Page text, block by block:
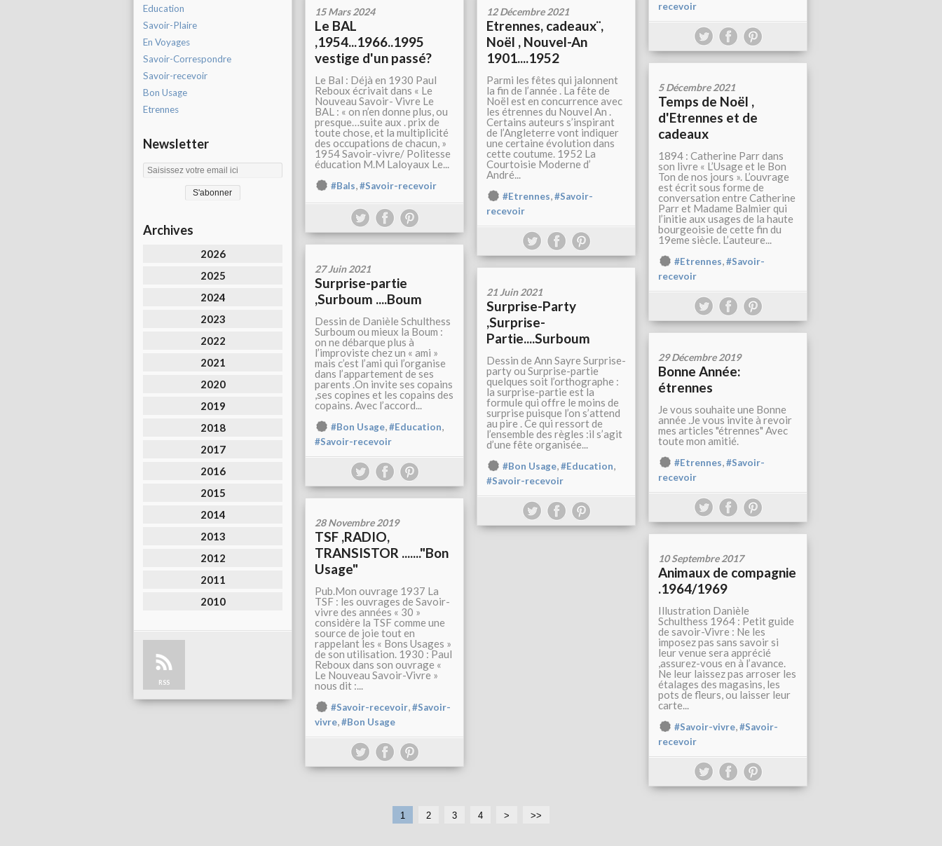
Education
Savoir-Plaire
En Voyages
Savoir-Correspondre
Savoir-recevoir
Bon Usage
Etrennes
Newsletter
Archives
2026
2025
2024
2023
2022
2021
2020
2019
2018
2017
2016
2015
2014
2013
2012
2011
2010
RSS
recevoir
15 Mars 2024
Le BAL
,1954...1966..1995
vestige d'un passé?
Le Bal : Déjà en 1930 Paul
Reboux écrivait dans « Le
Nouveau Savoir- Vivre Le
BAL : « on n’en donne plus, ou
presque…suite aux . prix de
toute chose, et la multiplicité
des occupations de chacun, »
1954 Savoir-vivre/ Politesse
éducation M.M Laloyaux Le...
#Bals,#Savoir-recevoir
12 Décembre 2021
Etrennes, cadeaux¨,
Noël , Nouvel-An
1901....1952
Parmi les fêtes qui jalonnent
la fin de l’année . La fête de
Noël est en concurrence avec
les étrennes du Nouvel An .
Certains auteurs s’inspirant
de l’Angleterre vont indiquer
une certaine évolution dans
cette coutume. 1952 La
Courtoisie Moderne d’
André...
#Etrennes,#Savoir-
recevoir
5 Décembre 2021
Temps de Noël ,
d'Etrennes et de
cadeaux
1894 : Catherine Parr dans
son livre « L’Usage et le Bon
Ton de nos jours ». L’ouvrage
est écrit sous forme de
conversation entre Catherine
Parr et Madame Balmier qui
l’initie aux usages de la haute
bourgeoisie de cette fin du
19eme siècle. L’auteure...
#Etrennes,#Savoir-
recevoir
27 Juin 2021
Surprise-partie
,Surboum ....Boum
Dessin de Danièle Schulthess
Surboum ou mieux la Boum :
on ne débarque plus à
l’improviste chez un « ami »
mais c’est l’ami qui l’organise
dans l’appartement de ses
parents .On invite ses copains
,ses copines et les copains des
copains. Avec l’accord...
#Bon Usage,#Education,
#Savoir-recevoir
21 Juin 2021
Surprise-Party
,Surprise-
Partie....Surboum
Dessin de Ann Sayre Surprise-
party ou Surprise-partie
quelques soit l’orthographe :
la surprise-partie est la
formule qui offre le moins de
surprise puisque l’on s’attend
au pire . Ce qui ressort de
l’ensemble des règles :il s’agit
d’une fête organisée...
#Bon Usage,#Education,
#Savoir-recevoir
29 Décembre 2019
Bonne Année:
étrennes
Je vous souhaite une Bonne
année .Je vous invite à revoir
mes articles "étrennes" Avec
toute mon amitié.
#Etrennes,#Savoir-
recevoir
28 Novembre 2019
TSF ,RADIO,
TRANSISTOR ......."Bon
Usage"
Pub.Mon ouvrage 1937 La
TSF : les ouvrages de Savoir-
vivre des années « 30 »
considère la TSF comme une
source de joie tout en
rappelant les « Bons Usages »
de son utilisation. 1930 : Paul
Reboux dans son ouvrage «
Le Nouveau Savoir-Vivre »
nous dit :...
#Savoir-recevoir,#Savoir-
vivre,#Bon Usage
10 Septembre 2017
Animaux de compagnie
.1964/1969
Illustration Danièle
Schulthess 1964 : Petit guide
de savoir-Vivre : Ne les
imposez pas sans savoir si
leur venue sera apprécié
,assurez-vous en à l’avance.
Ne leur laissez pas arroser les
étalages des magasins, les
pots de fleurs, ou laisser leur
carte...
#Savoir-vivre,#Savoir-
recevoir
1 2 3 4 > >>